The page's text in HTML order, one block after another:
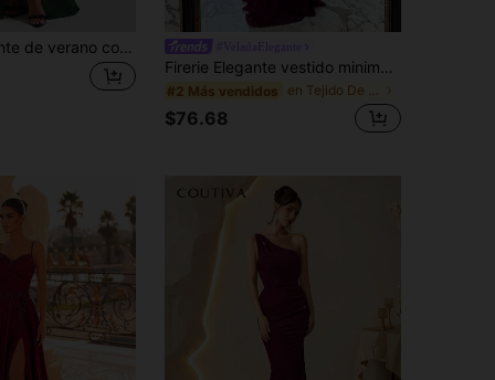
Vestido elegante de verano con abertura alta y ajustado, sexy, para mujer, para fiesta, club, boda, vacaciones, graduación y otoño
Firerie Elegante vestido minimalista de color rojo vino con malla de alta elasticidad, sin tirantes, cintura fruncida y corte en A, adecuado para citas, fiestas de solteros, bodas, eventos formales y fiestas
#2 Más vendidos en Tejido De Punto Ropa de fiesta para mujer
$76.68